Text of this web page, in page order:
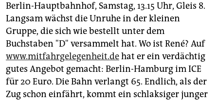
genossenschaft
epaper login
Berlin-Hauptbahnhof, Samstag, 13.15 Uhr, Gleis 8.
Langsam wächst die Unruhe in der kleinen
Gruppe, die sich wie bestellt unter dem
Buchstaben "D" versammelt hat. Wo ist René? Auf
www.mitfahrgelegenheit.dehat er ein verdächtig
gutes Angebot gemacht: Berlin-Hamburg im ICE
für 20 Euro. Die Bahn verlangt 65. Endlich, als der
Zug schon einfährt, kommt ein schlaksiger junger